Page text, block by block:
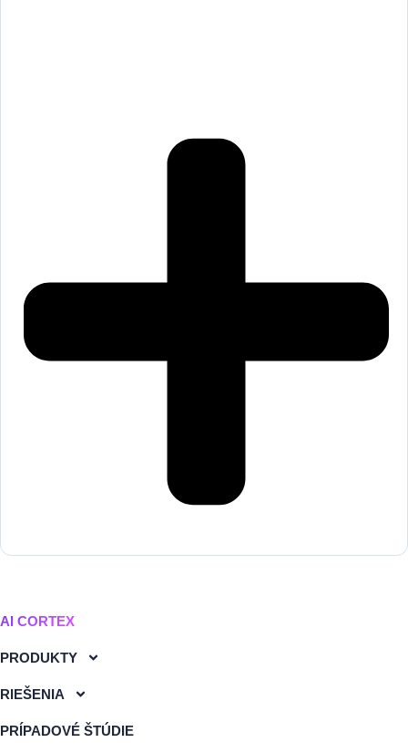
AI CORTEX
PRODUKTY
RIEŠENIA
PRÍPADOVÉ ŠTÚDIE